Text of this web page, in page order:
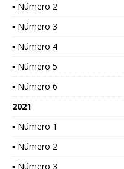
▪ Número 2
▪ Número 3
▪ Número 4
▪ Número 5
▪ Número 6
2021
▪ Número 1
▪ Número 2
▪ Número 3